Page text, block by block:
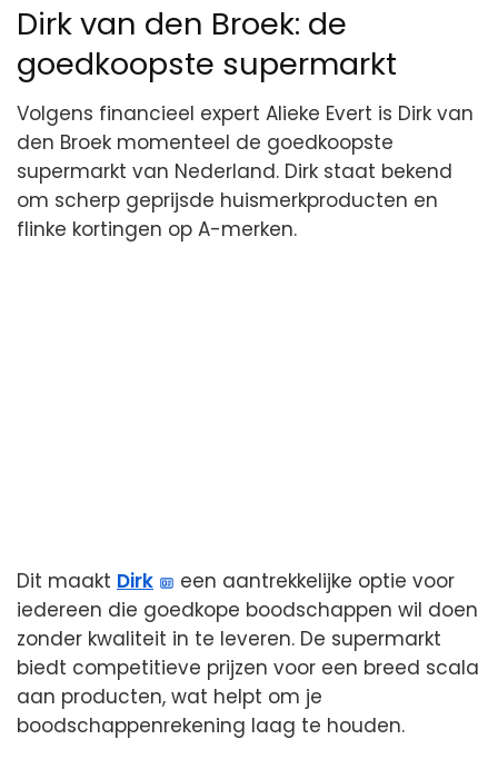
Dirk van den Broek: de
goedkoopste supermarkt
Volgens financieel expert Alieke Evert is Dirk van
den Broek momenteel de goedkoopste
supermarkt van Nederland. Dirk staat bekend
om scherp geprijsde huismerkproducten en
flinke kortingen op A-merken.
Dit maakt Dirk
een aantrekkelijke optie voor
iedereen die goedkope boodschappen wil doen
zonder kwaliteit in te leveren. De supermarkt
biedt competitieve prijzen voor een breed scala
aan producten, wat helpt om je
boodschappenrekening laag te houden.